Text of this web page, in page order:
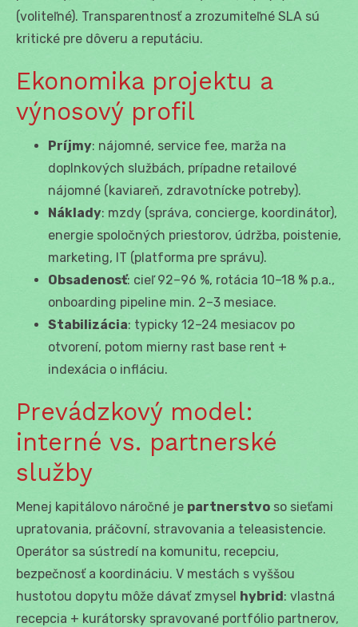
(voliteľné). Transparentnosť a zrozumiteľné SLA sú
kritické pre dôveru a reputáciu.
Ekonomika projektu a
výnosový profil
Príjmy: nájomné, service fee, marža na
doplnkových službách, prípadne retailové
nájomné (kaviareň, zdravotnícke potreby).
Náklady: mzdy (správa, concierge, koordinátor),
energie spoločných priestorov, údržba, poistenie,
marketing, IT (platforma pre správu).
Obsadenosť: cieľ 92–96 %, rotácia 10–18 % p.a.,
onboarding pipeline min. 2–3 mesiace.
Stabilizácia: typicky 12–24 mesiacov po
otvorení, potom mierny rast base rent +
indexácia o infláciu.
Prevádzkový model:
interné vs. partnerské
služby
Menej kapitálovo náročné je partnerstvo so sieťami
upratovania, práčovní, stravovania a teleasistencie.
Operátor sa sústredí na komunitu, recepciu,
bezpečnosť a koordináciu. V mestách s vyššou
hustotou dopytu môže dávať zmysel hybrid: vlastná
recepcia + kurátorsky spravované portfólio partnerov,